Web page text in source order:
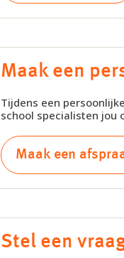
Maak een
Tijdens een
school specialisten jou
Maak een
Stel een